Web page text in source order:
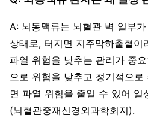
A: 뇌동맥류는 뇌혈관 벽 일부
상태로, 터지면 지주막하출혈이
파열 위험을 낮추는 관리가 중
으로 위험을 낮추고 정기적으
면 파열 위험을 줄일 수 있어
(뇌혈관중재신경외과학회지).